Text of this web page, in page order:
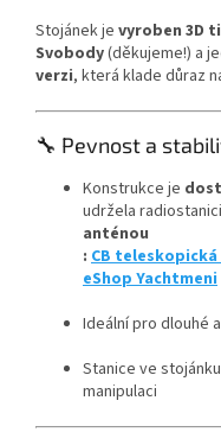
Stojánek je vyroben 3D
Svobody(děkujeme!) a
verzi, která klade důraz
🔧 Pevnost a
Konstrukce je
udržela radiostanici
anténou
: CB teleskopická
eShop Yachtmeni
Ideální pro dlouhé
Stanice ve
manipulaci